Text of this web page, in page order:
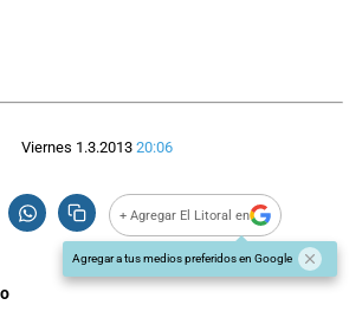
Viernes 1.3.2013 20:06
+ Agregar El Litoral en
Agregar a tus medios preferidos en Google